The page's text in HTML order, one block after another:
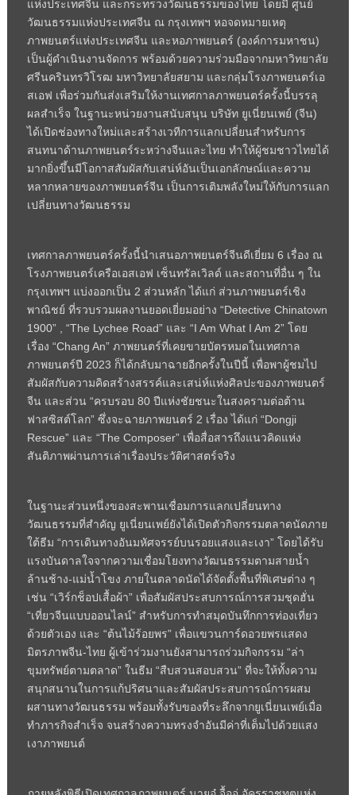
แห่งประเทศจีน และกระทรวงวัฒนธรรมของไทย โดยมี ศูนย์
วัฒนธรรมแห่งประเทศจีน ณ กรุงเทพฯ หอจดหมายเหตุ
ภาพยนตร์แห่งประเทศจีน และหอภาพยนตร์ (องค์การมหาชน)
เป็นผู้ดำเนินงานจัดการ พร้อมด้วยความร่วมมือจากมหาวิทยาลัย
ศรีนครินทรวิโรฒ มหาวิทยาลัยสยาม และกลุ่มโรงภาพยนตร์เอ
สเอฟ เพื่อร่วมกันส่งเสริมให้งานเทศกาลภาพยนตร์ครั้งนี้บรรลุ
ผลสำเร็จ ในฐานะหน่วยงานสนับสนุน บริษัท ยูเนี่ยนเพย์ (จีน)
ได้เปิดช่องทางใหม่และสร้างเวทีการแลกเปลี่ยนสำหรับการ
สนทนาด้านภาพยนตร์ระหว่างจีนและไทย ทำให้ผู้ชมชาวไทยได้
มากยิ่งขึ้นมีโอกาสสัมผัสกับเสน่ห์อันเป็นเอกลักษณ์และความ
หลากหลายของภาพยนตร์จีน เป็นการเติมพลังใหม่ให้กับการแลก
เปลี่ยนทางวัฒนธรรม
เทศกาลภาพยนตร์ครั้งนี้นำเสนอภาพยนตร์จีนดีเยี่ยม 6 เรื่อง ณ
โรงภาพยนตร์เครือเอสเอฟ เซ็นทรัลเวิลด์ และสถานที่อื่น ๆ ใน
กรุงเทพฯ แบ่งออกเป็น 2 ส่วนหลัก ได้แก่ ส่วนภาพยนตร์เชิง
พาณิชย์ ที่รวบรวมผลงานยอดเยี่ยมอย่าง “Detective Chinatown
1900” , “The Lychee Road” และ “I Am What I Am 2” โดย
เรื่อง “Chang An” ภาพยนตร์ที่เคยขายบัตรหมดในเทศกาล
ภาพยนตร์ปี 2023 ก็ได้กลับมาฉายอีกครั้งในปีนี้ เพื่อพาผู้ชมไป
สัมผัสกับความคิดสร้างสรรค์และเสน่ห์แห่งศิลปะของภาพยนตร์
จีน และส่วน “ครบรอบ 80 ปีแห่งชัยชนะในสงครามต่อต้าน
ฟาสซิสต์โลก” ซึ่งจะฉายภาพยนตร์ 2 เรื่อง ได้แก่ “Dongji
Rescue” และ “The Composer” เพื่อสื่อสารถึงแนวคิดแห่ง
สันติภาพผ่านการเล่าเรื่องประวัติศาสตร์จริง
ในฐานะส่วนหนึ่งของสะพานเชื่อมการแลกเปลี่ยนทาง
วัฒนธรรมที่สำคัญ ยูเนี่ยนเพย์ยังได้เปิดตัวกิจกรรมตลาดนัดภาย
ใต้ธีม “การเดินทางอันมหัศจรรย์บนรอยแสงและเงา” โดยได้รับ
แรงบันดาลใจจากความเชื่อมโยงทางวัฒนธรรมตามสายน้ำ
ล้านช้าง-แม่น้ำโขง ภายในตลาดนัดได้จัดตั้งพื้นที่พิเศษต่าง ๆ
เช่น “เวิร์กช็อปเสื้อผ้า” เพื่อสัมผัสประสบการณ์การสวมชุดฮั่น
“เที่ยวจีนแบบออนไลน์” สำหรับการทำสมุดบันทึกการท่องเที่ยว
ด้วยตัวเอง และ “ต้นไม้ร้อยพร” เพื่อแขวนการ์ดอวยพรแสดง
มิตรภาพจีน-ไทย ผู้เข้าร่วมงานยังสามารถร่วมกิจกรรม “ล่า
ขุมทรัพย์ตามตลาด” ในธีม “สืบสวนสอบสวน” ที่จะให้ทั้งความ
สนุกสนานในการแก้ปริศนาและสัมผัสประสบการณ์การผสม
ผสานทางวัฒนธรรม พร้อมทั้งรับของที่ระลึกจากยูเนี่ยนเพย์เมื่อ
ทำภารกิจสำเร็จ จนสร้างความทรงจำอันมีค่าที่เต็มไปด้วยแสง
เงาภาพยนต์